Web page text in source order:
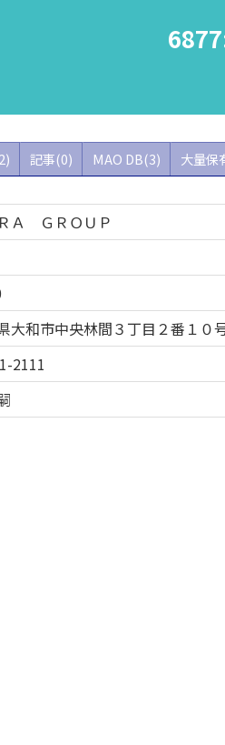
記事(0) MAO DB(3) 大量保
Ａ ＧＲＯＵＰ
大和市中央林間３丁目２番１０
2111